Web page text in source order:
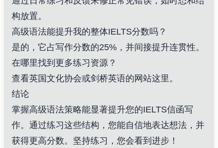
构放置。
高级语法能提升我的整体IELTS分数吗？
是的，它占写作分数的25%，并间接提升连贯性。
在哪里找到更多练习资源？
查看英国文化协会或剑桥英语的网站这里。
结论
掌握高级语法策略能显著提升您的IELTS信函写
作。通过练习这些结构，您能自信地表达想法，并
获得更高分数。坚持练习，您会看到进步！